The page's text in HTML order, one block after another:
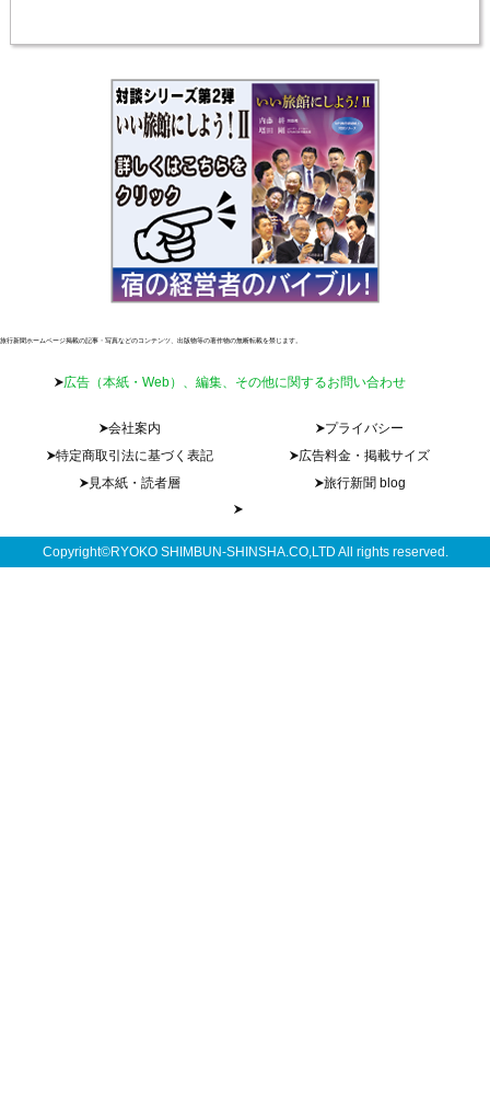
旅行新聞ホームページ掲載の記事・写真などのコンテンツ、出版物等の著作物の無断転載を禁じます。
広告（本紙・Web）、編集、その他に関するお問い合わせ
会社案内
プライバシー
特定商取引法に基づく表記
広告料金・掲載サイズ
見本紙・読者層
旅行新聞 blog
Copyright©RYOKO SHIMBUN-SHINSHA.CO,LTD All rights reserved.